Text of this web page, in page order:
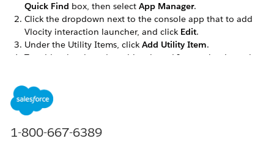
Quick Find box, then select App Manager.
Click the dropdown next to the console app that to add
Vlocity interaction launcher, and click Edit.
Under the Utility Items, click Add Utility Item.
To add a class-based or object-based Interaction Launcher,
In the Component Properties fields select Interaction
Launcher as
such asAccountSearch
1-800-667-6389